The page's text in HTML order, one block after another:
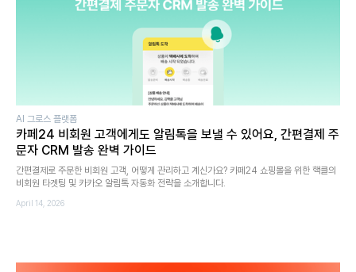
AI 그로스 플랫폼
카페24 비회원 고객에게도 알림톡을 보낼 수 있어요, 간편결제 주
문자 CRM 발송 완벽 가이드
간편결제로 주문한 비회원 고객, 어떻게 관리하고 계신가요? 카페24 쇼핑몰을 위한 핵클의
비회원 타겟팅 및 카카오 알림톡 자동화 전략을 소개합니다.
April 14, 2026